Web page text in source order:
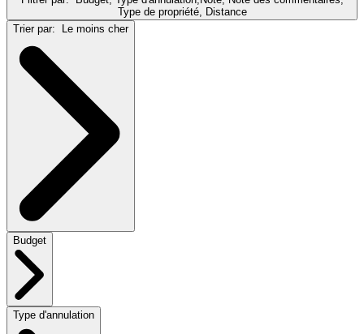
Type de propriété, Distance
Trier par:
Le moins cher
Budget
Type d'annulation